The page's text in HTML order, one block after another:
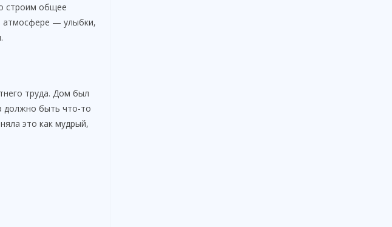
строим общее
атмосфере — улыбки,
труда. Дом был
должно быть что-то
это как мудрый,